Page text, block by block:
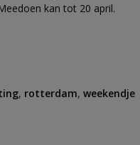
kan tot 20 april.
, rotterdam,weekendje